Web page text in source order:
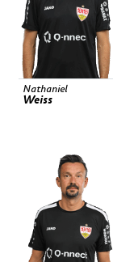
Nathaniel
Weiss